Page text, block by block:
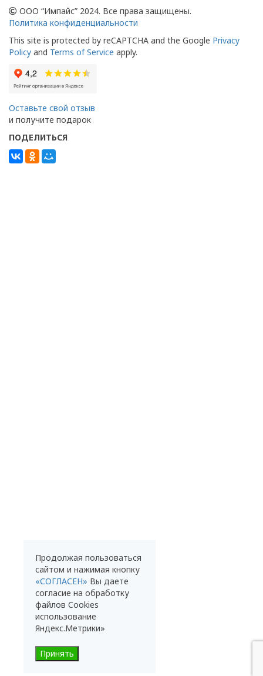
ООО “Импайс” 2024. Все права защищены.
Политика конфиденциальности
This site is protected by reCAPTCHA and the Google Privacy
Policy and Terms of Service apply.
Оставьте свой отзыв
и получите подарок
ПОДЕЛИТЬСЯ
Продолжая пользоваться
сайтом и нажимая кнопку
«СОГЛАСЕН» Вы даете
согласие на обработку
файлов Cookies
использование
Яндекс.Метрики»
Принять